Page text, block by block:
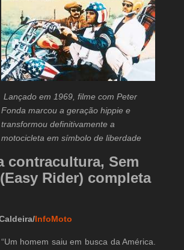
Lançado em 1969, filme com Peter
Fonda marcou a geração hippie e
transformou definitivamente a
motocicleta em símbolo de liberdade
contracultura, Sem
Rider) completa
InfoMoto
homem saiu em busca da América.